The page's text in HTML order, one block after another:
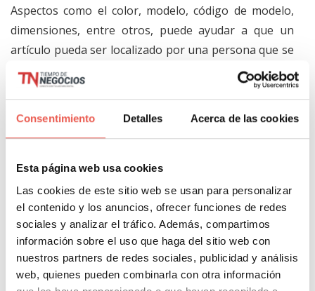
Consentimiento Detalles Acerca de las cookies
Esta página web usa cookies
Las cookies de este sitio web se usan para personalizar
el contenido y los anuncios, ofrecer funciones de redes
sociales y analizar el tráfico. Además, compartimos
información sobre el uso que haga del sitio web con
nuestros partners de redes sociales, publicidad y análisis
web, quienes pueden combinarla con otra información
Aspectos como el color, modelo, código de modelo,
dimensiones, entre otros, puede ayudar a que un
artículo pueda ser localizado por una persona que se
encuentre revisando opciones ya sea directamente
en una tienda virtual de un comercio específico o en
y meta-descripciones para motores de búsqueda,
puede ser una herramienta útil para que los
compradores que simplemente han decidido recurrir
a un buscador como el de Google para encontrar un
artículo, puedan dar con la oferta que se tenga
disponible.